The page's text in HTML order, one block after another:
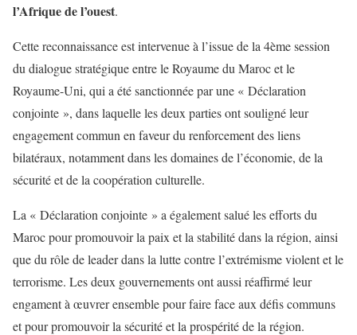
l’Afrique de l’ouest.
Cette reconnaissance est intervenue à l’issue de la 4ème session
du dialogue stratégique entre le Royaume du Maroc et le
Royaume-Uni, qui a été sanctionnée par une « Déclaration
conjointe », dans laquelle les deux parties ont souligné leur
engagement commun en faveur du renforcement des liens
bilatéraux, notamment dans les domaines de l’économie, de la
sécurité et de la coopération culturelle.
La « Déclaration conjointe » a également salué les efforts du
Maroc pour promouvoir la paix et la stabilité dans la région, ainsi
que du rôle de leader dans la lutte contre l’extrémisme violent et le
terrorisme. Les deux gouvernements ont aussi réaffirmé leur
engament à œuvrer ensemble pour faire face aux défis communs
et pour promouvoir la sécurité et la prospérité de la région.